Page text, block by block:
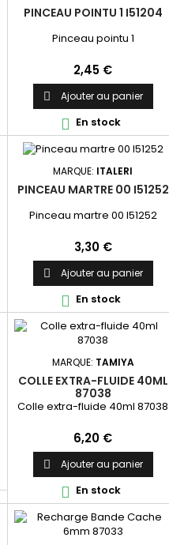
PINCEAU POINTU 1 I51204
Pinceau pointu 1
Prix
2,45 €
 Ajouter au panier
 En stock
MARQUE: ITALERI
PINCEAU MARTRE 00 I51252
Pinceau martre 00 I51252
Prix
3,30 €
 Ajouter au panier
 En stock
MARQUE: TAMIYA
COLLE EXTRA-FLUIDE 40ML
87038
Colle extra-fluide 40ml 87038
Prix
6,20 €
 Ajouter au panier
 En stock